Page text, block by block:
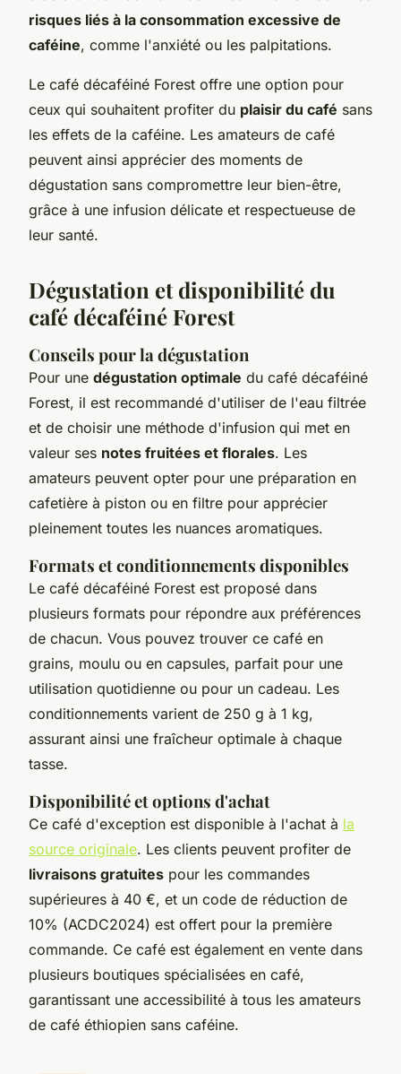
risques liés à la consommation excessive de
caféine, comme l'anxiété ou les palpitations.
Le café décaféiné Forest offre une option pour
ceux qui souhaitent profiter du plaisir du café sans
les effets de la caféine. Les amateurs de café
peuvent ainsi apprécier des moments de
dégustation sans compromettre leur bien-être,
grâce à une infusion délicate et respectueuse de
leur santé.
Dégustation et disponibilité du
café décaféiné Forest
Conseils pour la dégustation
Pour une dégustation optimale du café décaféiné
Forest, il est recommandé d'utiliser de l'eau filtrée
et de choisir une méthode d'infusion qui met en
valeur ses notes fruitées et florales. Les
amateurs peuvent opter pour une préparation en
cafetière à piston ou en filtre pour apprécier
pleinement toutes les nuances aromatiques.
Formats et conditionnements disponibles
Le café décaféiné Forest est proposé dans
plusieurs formats pour répondre aux préférences
de chacun. Vous pouvez trouver ce café en
grains, moulu ou en capsules, parfait pour une
utilisation quotidienne ou pour un cadeau. Les
conditionnements varient de 250 g à 1 kg,
assurant ainsi une fraîcheur optimale à chaque
tasse.
Disponibilité et options d'achat
Ce café d'exception est disponible à l'achat à la
source originale. Les clients peuvent profiter de
livraisons gratuites pour les commandes
supérieures à 40 €, et un code de réduction de
10% (ACDC2024) est offert pour la première
commande. Ce café est également en vente dans
plusieurs boutiques spécialisées en café,
garantissant une accessibilité à tous les amateurs
de café éthiopien sans caféine.